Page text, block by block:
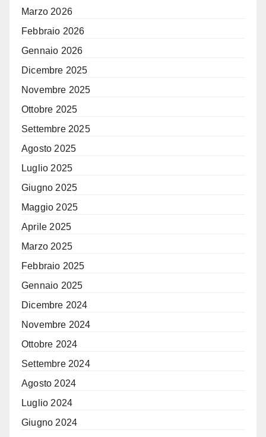
Marzo 2026
Febbraio 2026
Gennaio 2026
Dicembre 2025
Novembre 2025
Ottobre 2025
Settembre 2025
Agosto 2025
Luglio 2025
Giugno 2025
Maggio 2025
Aprile 2025
Marzo 2025
Febbraio 2025
Gennaio 2025
Dicembre 2024
Novembre 2024
Ottobre 2024
Settembre 2024
Agosto 2024
Luglio 2024
Giugno 2024